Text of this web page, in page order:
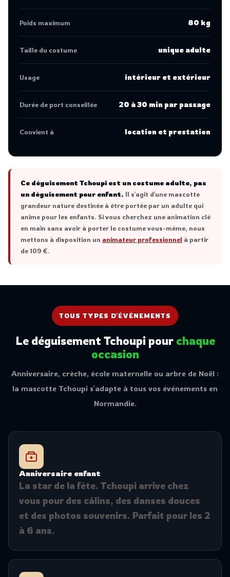
Poids maximum 80 kg
Taille du costume unique adulte
Usage intérieur et extérieur
Durée de port conseillée 20 à 30 min par passage
Convient à location et prestation
Ce déguisement Tchoupi est un costume adulte, pas
un déguisement pour enfant. Il s'agit d'une mascotte
grandeur nature destinée à être portée par un adulte qui
anime pour les enfants. Si vous cherchez une animation clé
en main sans avoir à porter le costume vous-même, nous
mettons à disposition un animateur professionnel à partir
de 109 €.
TOUS TYPES D'ÉVÉNEMENTS
Le déguisement Tchoupi pour chaque
occasion
Anniversaire, crèche, école maternelle ou arbre de Noël :
la mascotte Tchoupi s'adapte à tous vos événements en
Normandie.
Anniversaire enfant
La star de la fête. Tchoupi arrive chez
vous pour des câlins, des danses douces
et des photos souvenirs. Parfait pour les 2
à 6 ans.